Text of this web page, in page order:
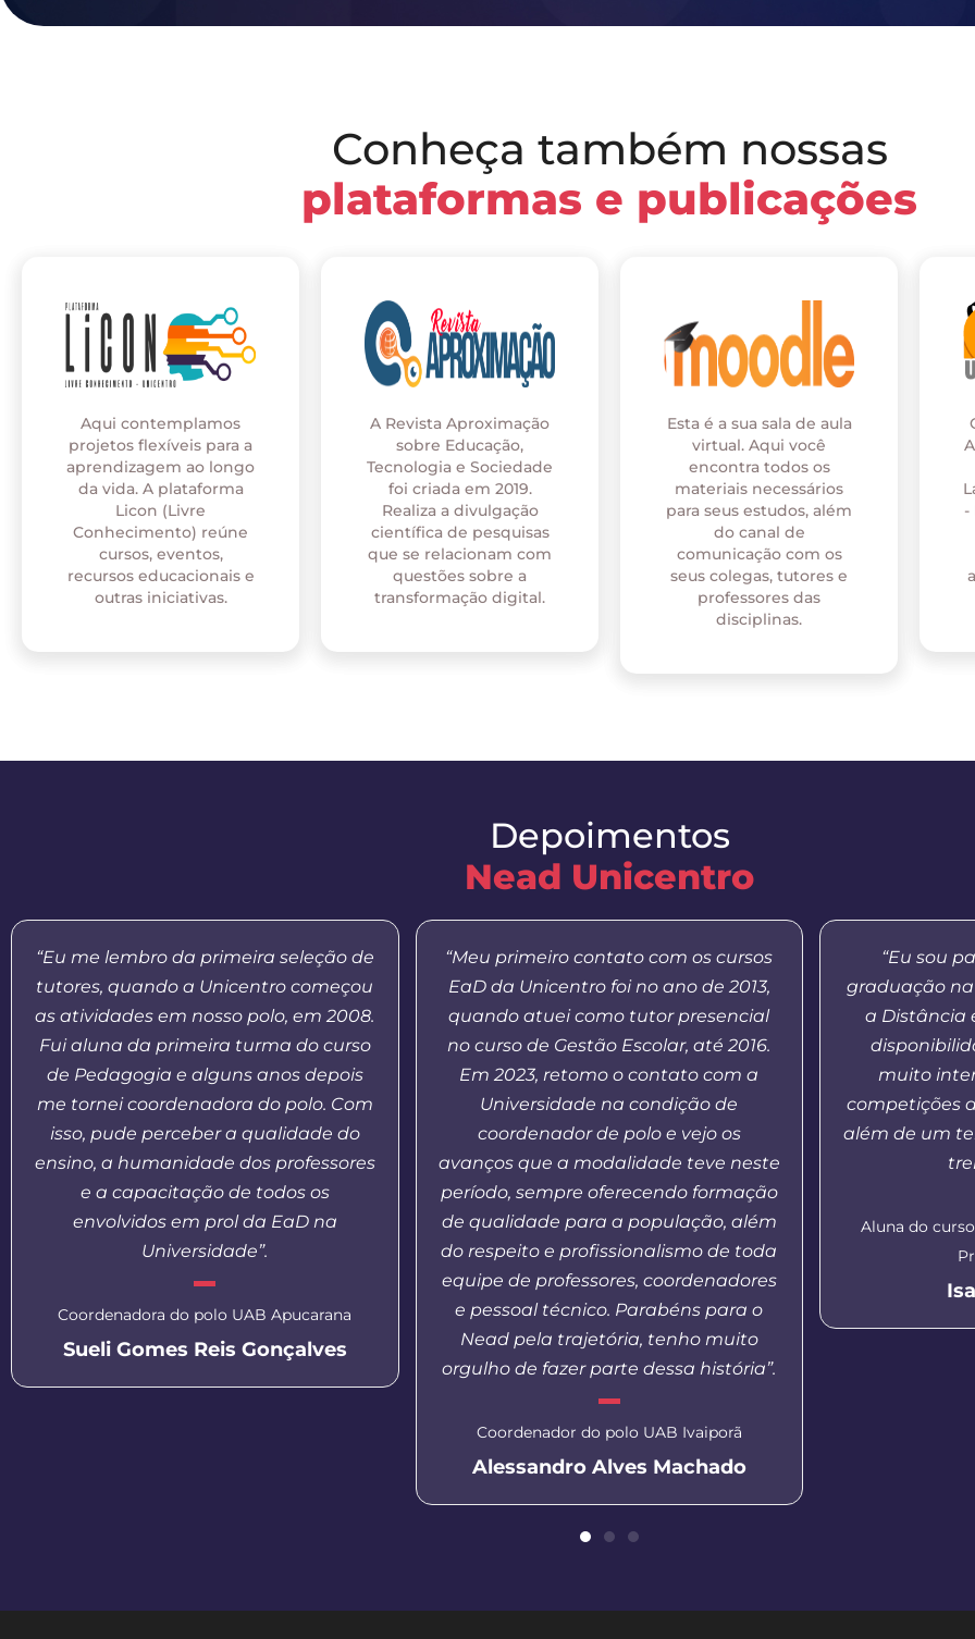
Conheça também nossas
plataformas e publicações
Aqui contemplamos
projetos flexíveis para a
aprendizagem ao longo
da vida. A plataforma
Licon (Livre
Conhecimento) reúne
cursos, eventos,
recursos educacionais e
outras iniciativas.
A Revista Aproximação
sobre Educação,
Tecnologia e Sociedade
foi criada em 2019.
Realiza a divulgação
científica de pesquisas
que se relacionam com
questões sobre a
transformação digital.
Esta é a sua sala de aula
virtual. Aqui você
encontra todos os
materiais necessários
para seus estudos, além
do canal de
comunicação com os
seus colegas, tutores e
professores das
disciplinas.
-
Depoimentos
Nead Unicentro
“Eu me lembro da primeira seleção de
tutores, quando a Unicentro começou
as atividades em nosso polo, em 2008.
Fui aluna da primeira turma do curso
de Pedagogia e alguns anos depois
me tornei coordenadora do polo. Com
isso, pude perceber a qualidade do
ensino, a humanidade dos professores
e a capacitação de todos os
envolvidos em prol da EaD na
Universidade”.
Coordenadora do polo UAB Apucarana
Sueli Gomes Reis Gonçalves
“Meu primeiro contato com os cursos
EaD da Unicentro foi no ano de 2013,
quando atuei como tutor presencial
no curso de Gestão Escolar, até 2016.
Em 2023, retomo o contato com a
Universidade na condição de
coordenador de polo e vejo os
avanços que a modalidade teve neste
período, sempre oferecendo formação
de qualidade para a população, além
do respeito e profissionalismo de toda
equipe de professores, coordenadores
e pessoal técnico. Parabéns para o
Nead pela trajetória, tenho muito
orgulho de fazer parte dessa história”.
Coordenador do polo UAB Ivaiporã
Alessandro Alves Machado
“Eu sou
graduação
a Distância
muito
competições
além de um
Aluna do